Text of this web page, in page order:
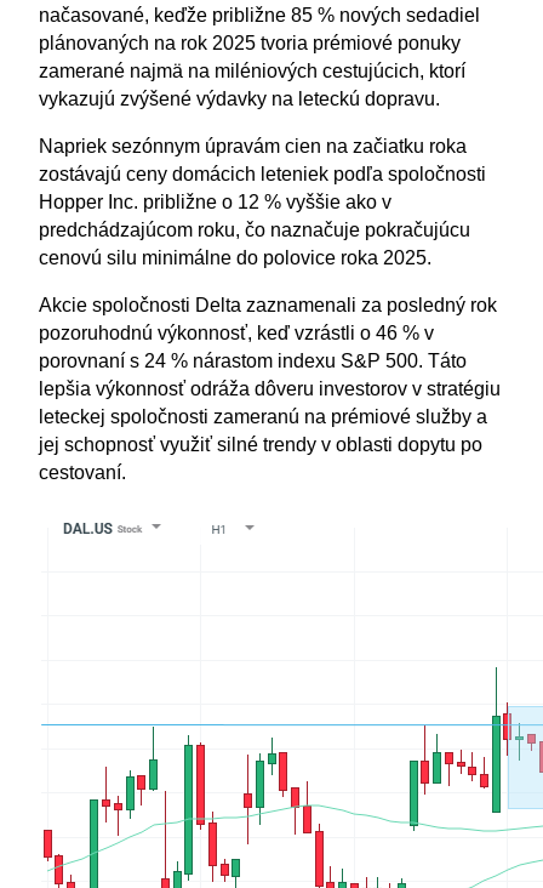
načasované, keďže približne 85 % nových sedadiel
plánovaných na rok 2025 tvoria prémiové ponuky
zamerané najmä na miléniových cestujúcich, ktorí
vykazujú zvýšené výdavky na leteckú dopravu.
Napriek sezónnym úpravám cien na začiatku roka
zostávajú ceny domácich leteniek podľa spoločnosti
Hopper Inc. približne o 12 % vyššie ako v
predchádzajúcom roku, čo naznačuje pokračujúcu
cenovú silu minimálne do polovice roka 2025.
Akcie spoločnosti Delta zaznamenali za posledný rok
pozoruhodnú výkonnosť, keď vzrástli o 46 % v
porovnaní s 24 % nárastom indexu S&P 500. Táto
lepšia výkonnosť odráža dôveru investorov v stratégiu
leteckej spoločnosti zameranú na prémiové služby a
jej schopnosť využiť silné trendy v oblasti dopytu po
cestovaní.